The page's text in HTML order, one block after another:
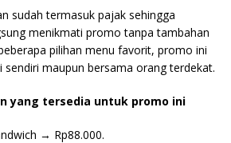
sudah termasuk pajak sehingga
menikmati promo tanpa tambahan
pilihan menu favorit, promo ini
maupun bersama orang terdekat.
yang tersedia untuk promo ini
→ Rp88.000.